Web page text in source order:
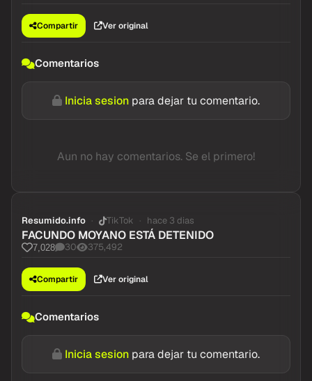
Compartir Ver original
Comentarios
Inicia sesion para dejar tu comentario.
Aun no hay comentarios. Se el primero!
Resumido.info TikTok hace 3 dias
FACUNDO MOYANO ESTÁ DETENIDO
7,028 30 375,492
Compartir Ver original
Comentarios
Inicia sesion para dejar tu comentario.